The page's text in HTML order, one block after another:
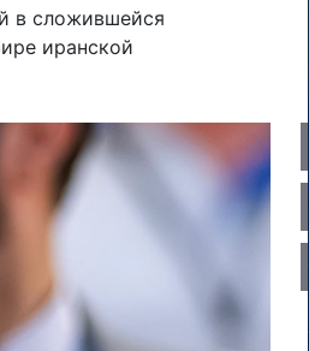
в сложившейся
иранской